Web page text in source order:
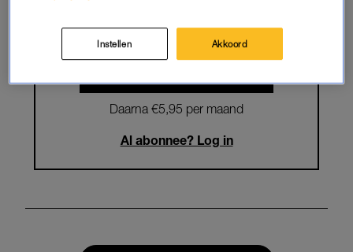
Daarna €5,95 per maand
Al abonnee? Log in
Instellen Akkoord